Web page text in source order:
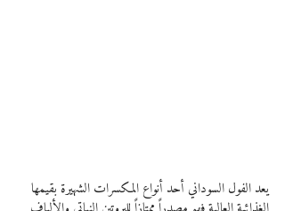
يعد الفول السوداني أحد أنواع المكسرات الشهيرة بقيمها